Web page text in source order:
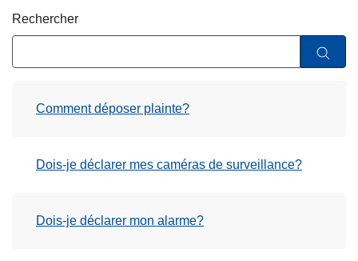
Rechercher
Comment déposer plainte?
Dois-je déclarer mes caméras de surveillance?
Dois-je déclarer mon alarme?